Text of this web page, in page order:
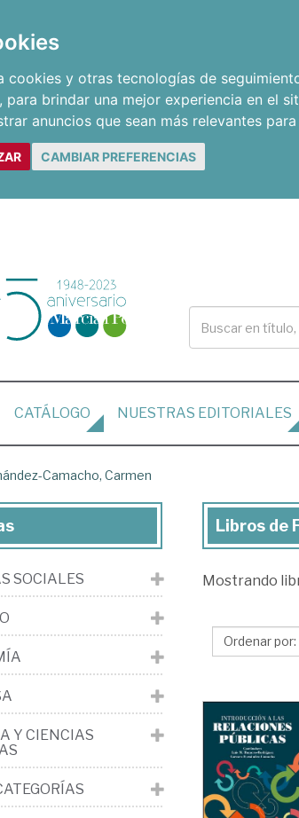
cookies y otras tecnologías de
, para brindar una mejor experiencia en el
anuncios que sean más relevantes
CAMBIAR PREFERENCIAS
CATÁLOGO NUESTRAS EDITORIALES
Camacho, Carmen
Libros
Carmen
Libros de
Mostrando
SOCIALES
Y CIENCIAS